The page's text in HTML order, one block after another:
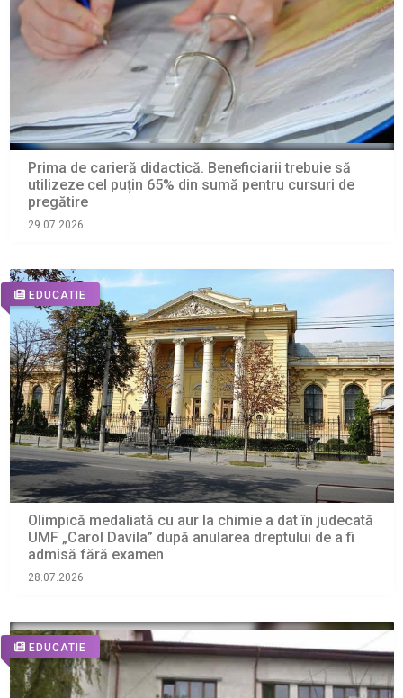
Prima de carieră didactică. Beneficiarii trebuie să
utilizeze cel puțin 65% din sumă pentru cursuri de
pregătire
29.07.2026
EDUCATIE
Olimpică medaliată cu aur la chimie a dat în judecată
UMF „Carol Davila” după anularea dreptului de a fi
admisă fără examen
28.07.2026
EDUCATIE